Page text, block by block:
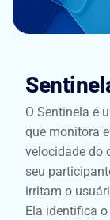
O Sentinela é
que monitora
velocidade do
seu
irritam o
Ela identifica